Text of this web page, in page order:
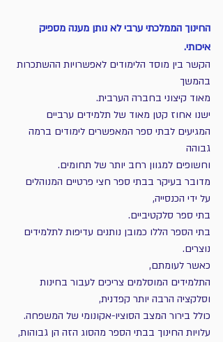
החינוך הממלכתי ערבי לא נותן מענה מספיק
איכותי.
הקשר בין מוסד הלימודים לאפשרויות ההשתכרות
בהמשך
מאוד קיצוני בחברה הערבית.
ישנו אחוז קטן מאוד של תלמידים ערביים
המגיעים לבתי ספר המאפשרים לימודים ברמה
גבוהה
וחשופים למגוון רחב יותר של תחומים.
מדובר בעיקר בבתי ספר חצי פרטיים המנוהלים
על ידי הכנסייה,
בתי ספר סלקטיביים.
בתי הספר הללו כמובן נותנים עדיפות לתלמידים
נוצרים.
כאשר לעומתם,
התלמידים המוסלמים צריכים לעבור בחינות
וסלקציה הרבה יותר קפדנית,
כולל בירור המצב הסוציו-אקונומי של המשפחה.
עלויות החינוך בבתי הספר מהסוג הזה הן גבוהות,